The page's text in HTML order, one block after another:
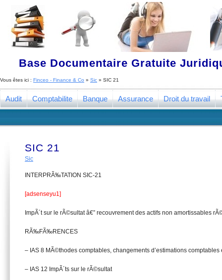
Base Documentaire Gratuite
Vous êtes ici : Finceo - Finance & Co » Sic » SIC 21
Audit Comptabilite Banque Assurance Droit du travail
SIC 21
Sic
INTERPRÃ‰TATION SIC-21
[adsenseyu1]
ImpÃ´t sur le rÃ©sultat â€” recouvrement des actifs non amortissables
RÃ‰FÃ‰RENCES
– IAS 8 MÃ©thodes comptables, changements d’estimations comptables
– IAS 12 ImpÃ´ts sur le rÃ©sultat